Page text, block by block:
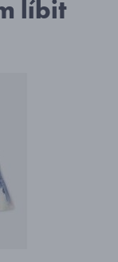
líbit